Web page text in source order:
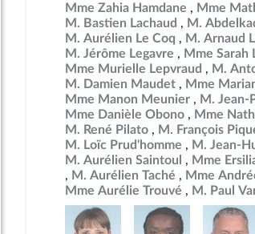
7 mai 2026
7 mai 2026
7 mai 2026
7 mai 2026
7 mai 2026
12 mai 2026
7 mai 2026
Mme Zahia Hamdane
Mme
M. Bastien Lachaud
M.
M. Aurélien Le Coq
M. Arnaud
M. Jérôme Legavre
Mme Sarah
Mme Murielle Lepvraud
M.
M. Damien Maudet
Mme
Mme Manon Meunier
M. Jean-
Mme Danièle Obono
Mme
M. René Pilato
M. François
M. Loïc Prud'homme
M. Jean-
M. Aurélien Saintoul
Mme
M. Aurélien Taché
Mme
Mme Aurélie Trouvé
M. Paul